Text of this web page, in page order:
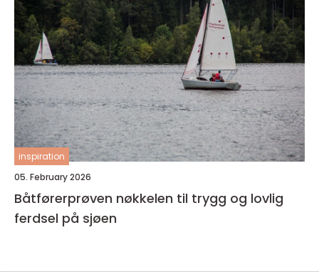
inspiration
05. February 2026
Båtførerprøven nøkkelen til trygg og lovlig
ferdsel på sjøen